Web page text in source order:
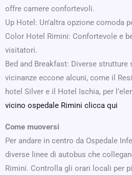
offre camere confortevoli.
Up Hotel: Un’altra opzione comoda
Color Hotel Rimini: Confortevole e
visitatori.
Bed and Breakfast: Diverse
vicinanze eccone alcuni, come il
hotel Silver e il Hotel Ischia, per
vicino ospedale Rimini clicca qui
Come muoversi
Per andare in centro da Ospedale
diverse linee di autobus che
Rimini. Controlla gli orari locali per